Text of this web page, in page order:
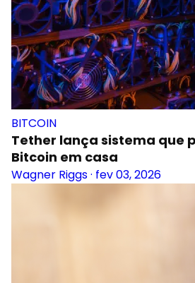
BITCOIN
Tether lança sistema que
Bitcoin em casa
Wagner Riggs· fev 03, 2026